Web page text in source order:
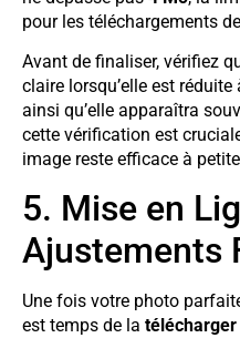
pour les téléchargements
Avant de finaliser, vérifiez
claire lorsqu’elle est réduite
ainsi qu’elle apparaîtra
cette vérification est
image reste efficace à
5. Mise en
Ajustements
Une fois votre photo
est temps de la